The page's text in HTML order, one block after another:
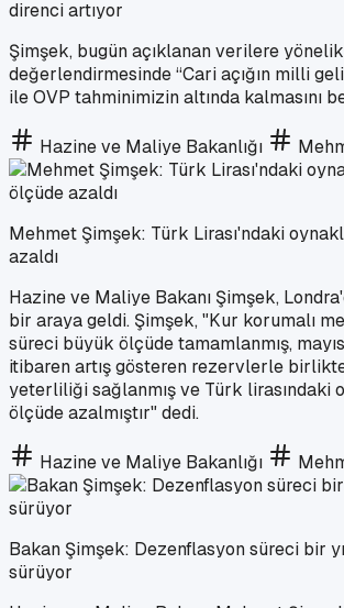
direnci artıyor
Şimşek, bugün açıklanan verilere yönelik
değerlendirmesinde “Cari açığın milli
ile OVP tahminimizin altında kalmasını
Hazine ve Maliye Bakanlığı
Mehmet Şimşek: Türk Lirası'ndaki
azaldı
Hazine ve Maliye Bakanı Şimşek,
bir araya geldi. Şimşek, "Kur korumalı
süreci büyük ölçüde tamamlanmış, mayıs
itibaren artış gösteren rezervlerle
yeterliliği sağlanmış ve Türk lirasındaki
ölçüde azalmıştır" dedi.
Hazine ve Maliye Bakanlığı
Bakan Şimşek: Dezenflasyon süreci bir
sürüyor